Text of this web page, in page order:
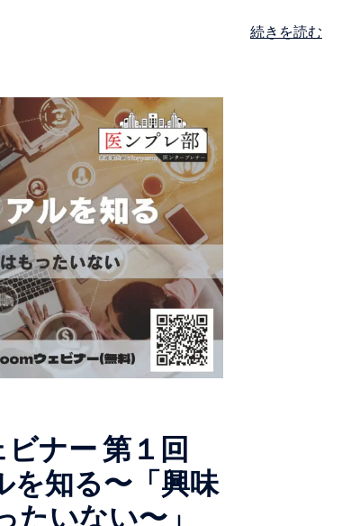
続きを読む
ナー 第１回
を知る〜「興味
いない〜」